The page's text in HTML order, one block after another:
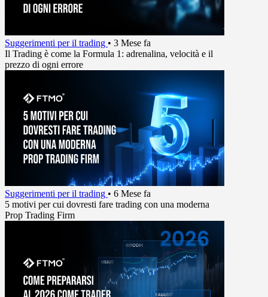
Suggerimenti per il trading • 3 Mese fa
Il Trading è come la Formula 1: adrenalina, velocità e il
prezzo di ogni errore
Suggerimenti per il trading • 6 Mese fa
5 motivi per cui dovresti fare trading con una moderna
Prop Trading Firm